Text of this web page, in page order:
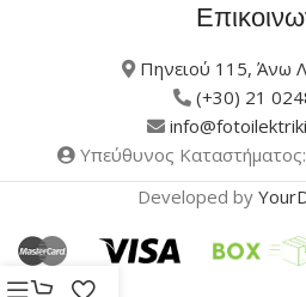
Πηνειού 115, Άνω
(+30) 21
Υπεύθυνος Καταστήματος:
Developed by